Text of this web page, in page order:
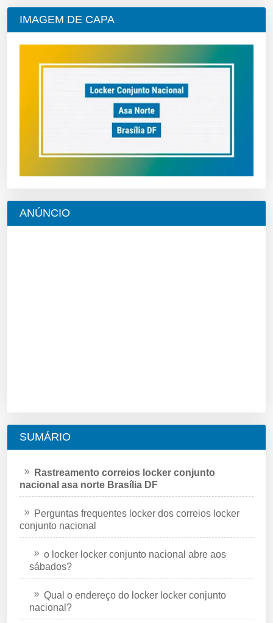
IMAGEM DE CAPA
ANÚNCIO
SUMÁRIO
Rastreamento correios locker conjunto
nacional asa norte Brasília DF
Perguntas frequentes locker dos correios locker
conjunto nacional
o locker locker conjunto nacional abre aos
sábados?
Qual o endereço do locker locker conjunto
nacional?